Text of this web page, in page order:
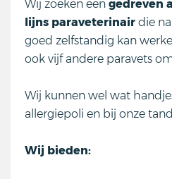
Wij zoeken een gedreven
lijns paraveterinair die
goed zelfstandig kan
ook vijf andere paravets
Wij kunnen wel wat
allergiepoli en bij onze
Wij bieden: